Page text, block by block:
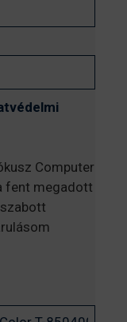
Computer
fent megadott